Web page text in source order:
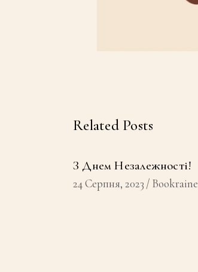
Related Posts
З Днем Незалежності!
24 Серпня, 2023 Bookraine